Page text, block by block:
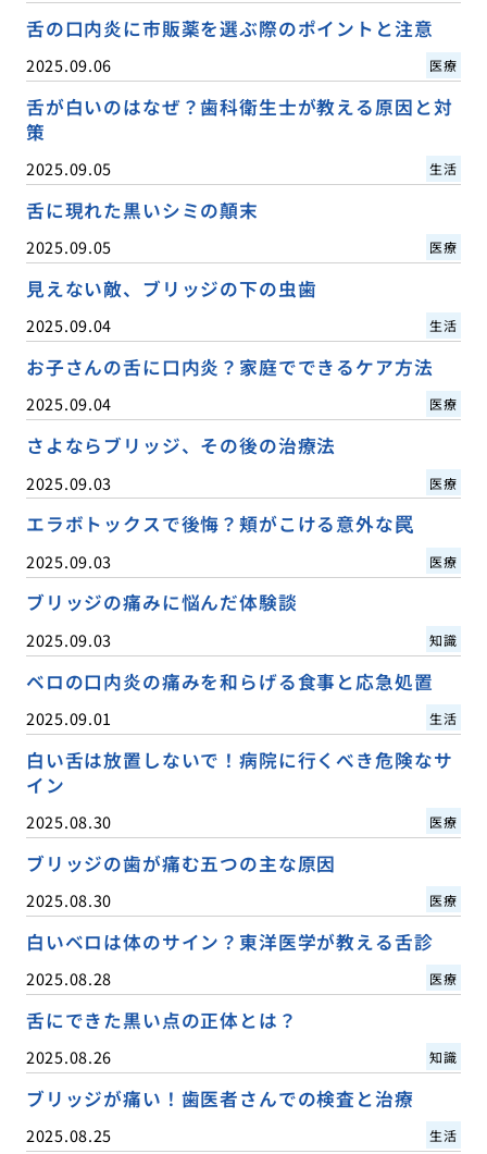
舌の口内炎に市販薬を選ぶ際のポイントと注意
2025.09.06 医療
舌が白いのはなぜ？歯科衛生士が教える原因と対
策
2025.09.05 生活
舌に現れた黒いシミの顛末
2025.09.05 医療
見えない敵、ブリッジの下の虫歯
2025.09.04 生活
お子さんの舌に口内炎？家庭でできるケア方法
2025.09.04 医療
さよならブリッジ、その後の治療法
2025.09.03 医療
エラボトックスで後悔？頬がこける意外な罠
2025.09.03 医療
ブリッジの痛みに悩んだ体験談
2025.09.03 知識
ベロの口内炎の痛みを和らげる食事と応急処置
2025.09.01 生活
白い舌は放置しないで！病院に行くべき危険なサ
イン
2025.08.30 医療
ブリッジの歯が痛む五つの主な原因
2025.08.30 医療
白いベロは体のサイン？東洋医学が教える舌診
2025.08.28 医療
舌にできた黒い点の正体とは？
2025.08.26 知識
ブリッジが痛い！歯医者さんでの検査と治療
2025.08.25 生活